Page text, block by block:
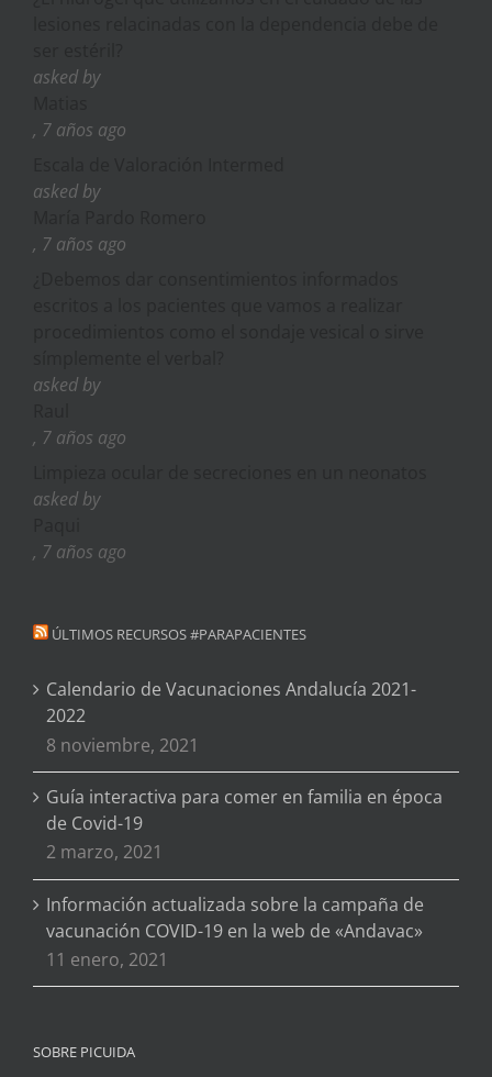
asked by
, 7 años ago
asked by
, 7 años ago
asked by
, 7 años ago
asked by
, 7 años ago
ÚLTIMOS RECURSOS #PARAPACIENTES
Calendario de Vacunaciones Andalucía 2021-
2022
8 noviembre, 2021
Guía interactiva para comer en familia en época
de Covid-19
2 marzo, 2021
Información actualizada sobre la campaña de
vacunación COVID-19 en la web de «Andavac»
11 enero, 2021
SOBRE PICUIDA